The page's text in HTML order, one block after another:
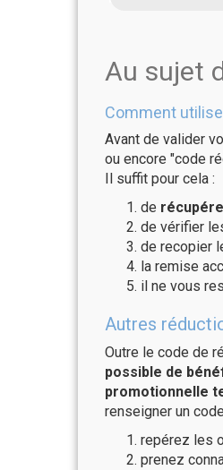
Au sujet
Comment
Avant de valider
ou encore "code
Il suffit pour cela :
de
de vérifier
de recopier
la remise
il ne vous
Autres
Outre le code de
possible de
promotionnelle
renseigner un
repérez les
prenez